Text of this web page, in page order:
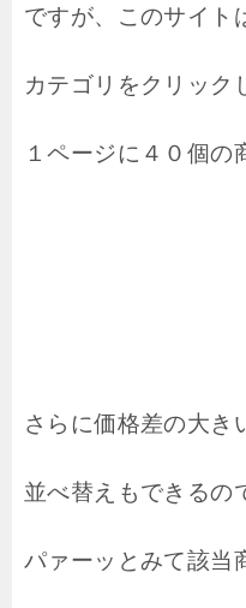
ですが、このサイト
カテゴリをクリック
１ページに４０個の
さらに価格差の大き
並べ替えもできるの
パァーッとみて該当